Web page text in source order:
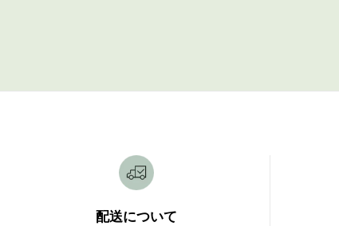
配送について